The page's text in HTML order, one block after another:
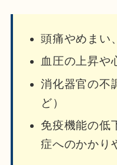
頭痛やめまい
血圧の上昇や
消化器官の不
ど）
免疫機能の低
症へのかかり